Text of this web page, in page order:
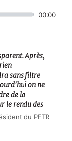
00:00
Après,
sans filtre
on ne
de la
le rendu des
du PETR